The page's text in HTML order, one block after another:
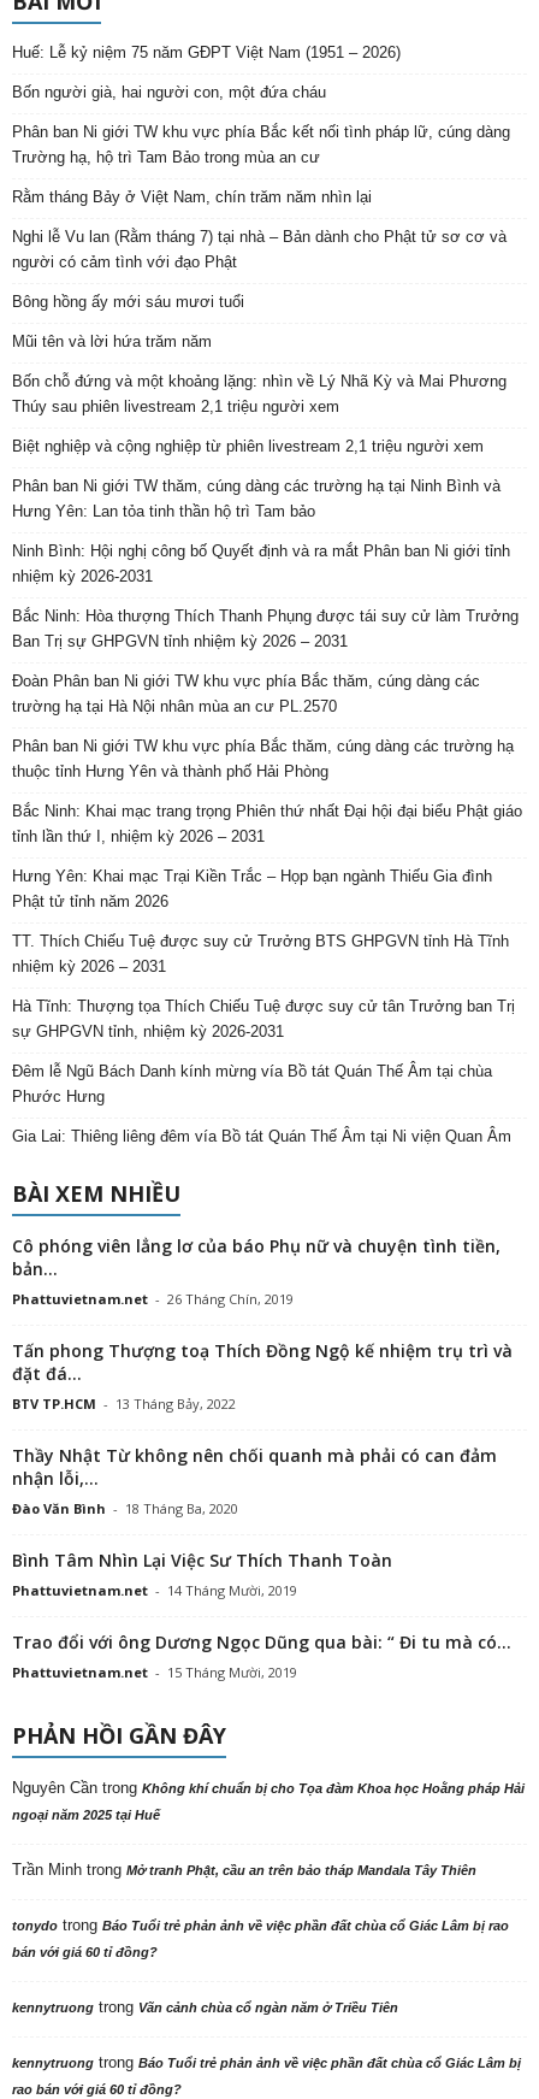
Huế: Lễ kỷ niệm 75 năm GĐPT Việt Nam (1951 – 2026)
Bốn người già, hai người con, một đứa cháu
Phân ban Ni giới TW khu vực phía Bắc kết nối tình pháp lữ, cúng dàng
Trường hạ, hộ trì Tam Bảo trong mùa an cư
Rằm tháng Bảy ở Việt Nam, chín trăm năm nhìn lại
Nghi lễ Vu lan (Rằm tháng 7) tại nhà – Bản dành cho Phật tử sơ cơ và
người có cảm tình với đạo Phật
Bông hồng ấy mới sáu mươi tuổi
Mũi tên và lời hứa trăm năm
Bốn chỗ đứng và một khoảng lặng: nhìn về Lý Nhã Kỳ và Mai Phương
Thúy sau phiên livestream 2,1 triệu người xem
Biệt nghiệp và cộng nghiệp từ phiên livestream 2,1 triệu người xem
Phân ban Ni giới TW thăm, cúng dàng các trường hạ tại Ninh Bình và
Hưng Yên: Lan tỏa tinh thần hộ trì Tam bảo
Ninh Bình: Hội nghị công bố Quyết định và ra mắt Phân ban Ni giới tỉnh
nhiệm kỳ 2026-2031
Bắc Ninh: Hòa thượng Thích Thanh Phụng được tái suy cử làm Trưởng
Ban Trị sự GHPGVN tỉnh nhiệm kỳ 2026 – 2031
Đoàn Phân ban Ni giới TW khu vực phía Bắc thăm, cúng dàng các
trường hạ tại Hà Nội nhân mùa an cư PL.2570
Phân ban Ni giới TW khu vực phía Bắc thăm, cúng dàng các trường hạ
thuộc tỉnh Hưng Yên và thành phố Hải Phòng
Bắc Ninh: Khai mạc trang trọng Phiên thứ nhất Đại hội đại biểu Phật giáo
tỉnh lần thứ I, nhiệm kỳ 2026 – 2031
Hưng Yên: Khai mạc Trại Kiền Trắc – Họp bạn ngành Thiếu Gia đình
Phật tử tỉnh năm 2026
TT. Thích Chiếu Tuệ được suy cử Trưởng BTS GHPGVN tỉnh Hà Tĩnh
nhiệm kỳ 2026 – 2031
Hà Tĩnh: Thượng tọa Thích Chiếu Tuệ được suy cử tân Trưởng ban Trị
sự GHPGVN tỉnh, nhiệm kỳ 2026-2031
Đêm lễ Ngũ Bách Danh kính mừng vía Bồ tát Quán Thế Âm tại chùa
Phước Hưng
Gia Lai: Thiêng liêng đêm vía Bồ tát Quán Thế Âm tại Ni viện Quan Âm
BÀI XEM NHIỀU
Cô phóng viên lẳng lơ của báo Phụ nữ và chuyện tình tiền,
bản...
Phattuvietnam.net - 26 Tháng Chín, 2019
Tấn phong Thượng toạ Thích Đồng Ngộ kế nhiệm trụ trì và
đặt đá...
BTV TP.HCM - 13 Tháng Bảy, 2022
Thầy Nhật Từ không nên chối quanh mà phải có can đảm
nhận lỗi,...
Đào Văn Bình - 18 Tháng Ba, 2020
Bình Tâm Nhìn Lại Việc Sư Thích Thanh Toàn
Phattuvietnam.net - 14 Tháng Mười, 2019
Trao đổi với ông Dương Ngọc Dũng qua bài: “ Đi tu mà có...
Phattuvietnam.net - 15 Tháng Mười, 2019
PHẢN HỒI GẦN ĐÂY
Nguyên Cần trong Không khí chuẩn bị cho Tọa đàm Khoa học Hoằng pháp Hải
ngoại năm 2025 tại Huế
Trần Minh trong Mở tranh Phật, cầu an trên bảo tháp Mandala Tây Thiên
tonydo trong Báo Tuổi trẻ phản ảnh về việc phần đất chùa cổ Giác Lâm bị rao
bán với giá 60 tỉ đồng?
kennytruong trong Vãn cảnh chùa cổ ngàn năm ở Triều Tiên
kennytruong trong Báo Tuổi trẻ phản ảnh về việc phần đất chùa cổ Giác Lâm bị
rao bán với giá 60 tỉ đồng?